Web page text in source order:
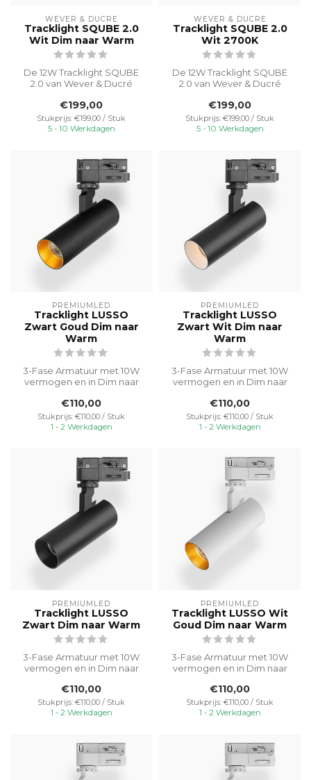
WEVER & DUCRÉ
Tracklight SQUBE 2.0
Wit Dim naar Warm
De 12W Tracklight SQUBE
2.0 van Wever & Ducré
design met...
€199,00
Stukprijs: €199,00 / Stuk
5 - 10 Werkdagen
WEVER & DUCRÉ
Tracklight SQUBE 2.0
Wit 2700K
De 12W Tracklight SQUBE
2.0 van Wever & Ducré
design met...
€199,00
Stukprijs: €199,00 / Stuk
5 - 10 Werkdagen
PREMIUMLED
Tracklight LUSSO
Zwart Goud Dim naar
Warm
3-Fase Armatuur met 10W
vermogen en in Dim naar
zich aan...
€110,00
Stukprijs: €110,00 / Stuk
1 - 2 Werkdagen
PREMIUMLED
Tracklight LUSSO
Zwart Wit Dim naar
Warm
3-Fase Armatuur met 10W
vermogen en in Dim naar
zich aan...
€110,00
Stukprijs: €110,00 / Stuk
1 - 2 Werkdagen
PREMIUMLED
Tracklight LUSSO
Zwart Dim naar Warm
3-Fase Armatuur met 10W
vermogen en in Dim naar
zich aan...
€110,00
Stukprijs: €110,00 / Stuk
1 - 2 Werkdagen
PREMIUMLED
Tracklight LUSSO Wit
Goud Dim naar Warm
3-Fase Armatuur met 10W
vermogen en in Dim naar
zich aan...
€110,00
Stukprijs: €110,00 / Stuk
1 - 2 Werkdagen